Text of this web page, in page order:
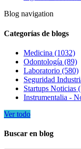
Blog navigation
Categorías de blogs
Medicina (1032)
Odontología (89)
Laboratorio (580)
Seguridad
Startups Noticias
Instrumentalia -
Ver todo
Buscar en blog